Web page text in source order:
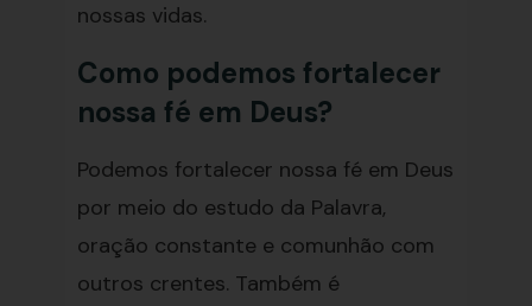
nossas vidas.
Como podemos fortalecer
nossa fé em Deus?
Podemos fortalecer nossa fé em Deus
por meio do estudo da Palavra,
oração constante e comunhão com
outros crentes. Também é